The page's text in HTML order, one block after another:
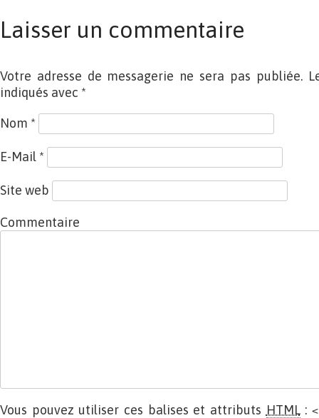
Laisser un commentaire
Votre adresse de messagerie ne sera pas publiée.
indiqués avec *
Nom *
E-Mail *
Site web
Commentaire
Vous pouvez utiliser ces balises et attributs HTML: